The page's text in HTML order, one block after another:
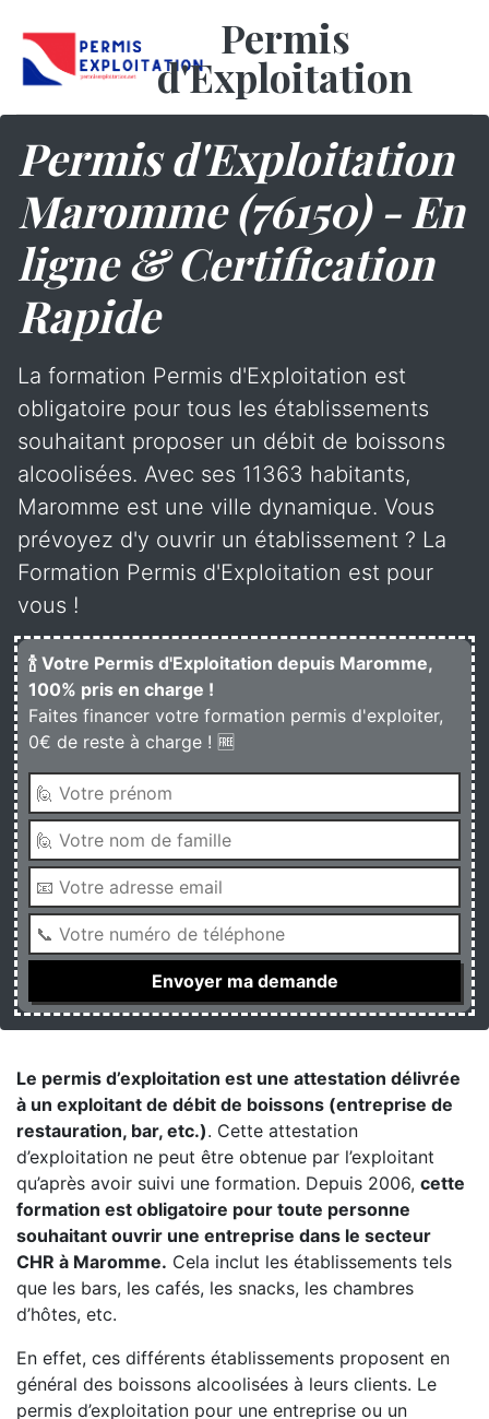
Permis
d'Exploitation
Permis d'Exploitation
Maromme (76150) - En
ligne & Certification
Rapide
La formation Permis d'Exploitation est
obligatoire pour tous les établissements
souhaitant proposer un débit de boissons
alcoolisées. Avec ses 11363 habitants,
Maromme est une ville dynamique. Vous
prévoyez d'y ouvrir un établissement ? La
Formation Permis d'Exploitation est pour
vous !
🍾 Votre Permis d'Exploitation depuis Maromme,
100% pris en charge !
Faites financer votre formation permis d'exploiter,
0€ de reste à charge ! 🆓
Le permis d’exploitation est une attestation délivrée
à un exploitant de débit de boissons (entreprise de
restauration, bar, etc.). Cette attestation
d’exploitation ne peut être obtenue par l’exploitant
qu’après avoir suivi une formation. Depuis 2006, cette
formation est obligatoire pour toute personne
souhaitant ouvrir une entreprise dans le secteur
CHR à Maromme. Cela inclut les établissements tels
que les bars, les cafés, les snacks, les chambres
d’hôtes, etc.
En effet, ces différents établissements proposent en
général des boissons alcoolisées à leurs clients. Le
permis d’exploitation pour une entreprise ou un